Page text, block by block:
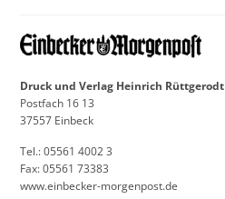
Druck und Verlag Heinrich Rüttgerodt
Postfach 16 13
37557 Einbeck
Tel.: 05561 4002 3
Fax: 05561 73383
www.einbecker-morgenpost.de